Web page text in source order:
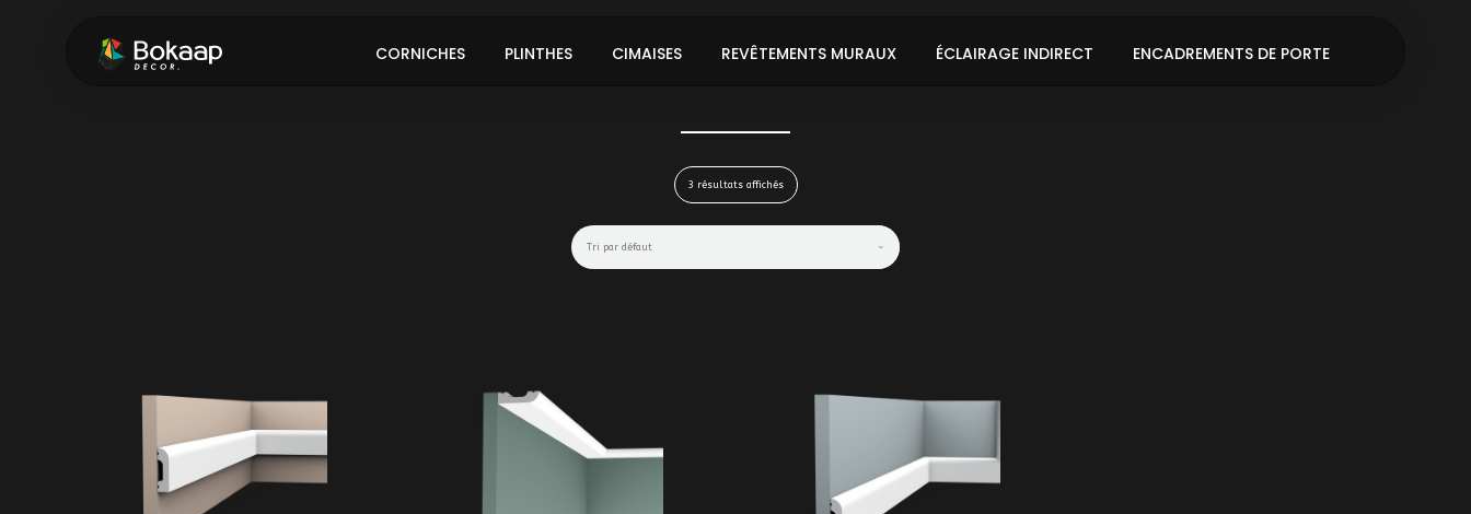
CORNICHES PLINTHES CIMAISES REVÊTEMENTS MURAUX ÉCLAIRAGE INDIRECT ENCADREMENTS DE PORTE
3 résultats affichés